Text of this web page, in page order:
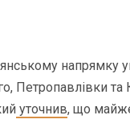
напрямку
Петропавлівки та
уточнив, що